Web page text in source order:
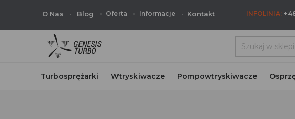
O Nas Blog Oferta Informacje Kontakt INFOLINIA:
Turbosprężarki Wtryskiwacze Pompowtryskiwacze